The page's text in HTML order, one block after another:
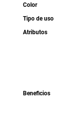
Color
Tipo de uso
Atributos
Beneficios